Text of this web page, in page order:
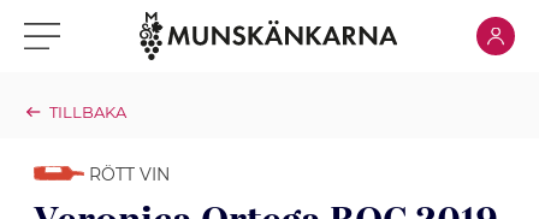
Klicka för meny Klicka
TILLBAKA
RÖTT VIN